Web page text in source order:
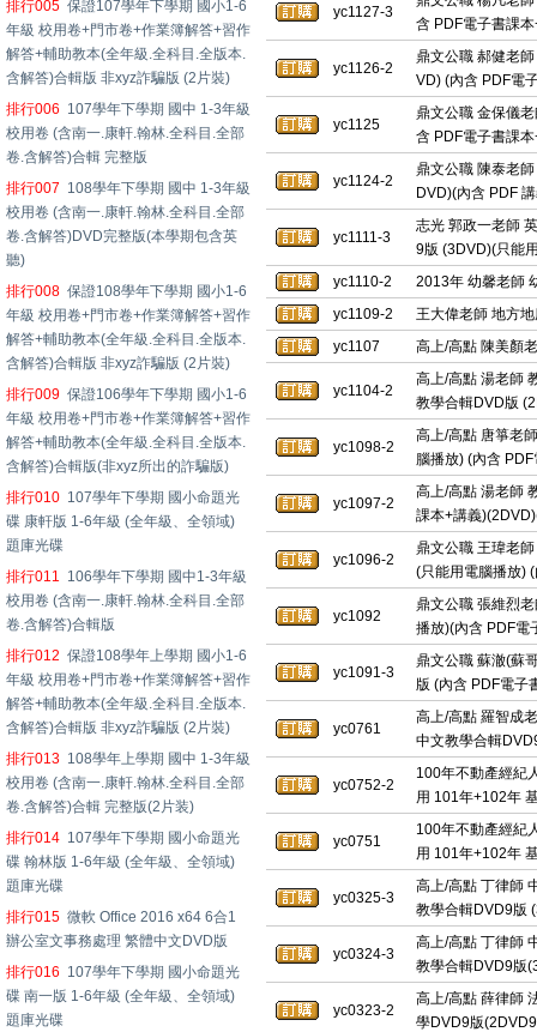
排行005 保證107學年下學期 國小1-6
年級 校用卷+門市卷+作業簿解答+習作
解答+輔助教本(全年級.全科目.全版本.
含解答)合輯版 非xyz詐騙版 (2片裝)
排行006 107學年下學期 國中 1-3年級
校用卷 (含南一.康軒.翰林.全科目.全部
卷.含解答)合輯 完整版
排行007 108學年下學期 國中 1-3年級
校用卷 (含南一.康軒.翰林.全科目.全部
卷.含解答)DVD完整版(本學期包含英
聽)
排行008 保證108學年下學期 國小1-6
年級 校用卷+門市卷+作業簿解答+習作
解答+輔助教本(全年級.全科目.全版本.
含解答)合輯版 非xyz詐騙版 (2片裝)
排行009 保證106學年下學期 國小1-6
年級 校用卷+門市卷+作業簿解答+習作
解答+輔助教本(全年級.全科目.全版本.
含解答)合輯版(非xyz所出的詐騙版)
排行010 107學年下學期 國小命題光
碟 康軒版 1-6年級 (全年級、全領域)
題庫光碟
排行011 106學年下學期 國中1-3年級
校用卷 (含南一.康軒.翰林.全科目.全部
卷.含解答)合輯版
排行012 保證108學年上學期 國小1-6
年級 校用卷+門市卷+作業簿解答+習作
解答+輔助教本(全年級.全科目.全版本.
含解答)合輯版 非xyz詐騙版 (2片裝)
排行013 108學年上學期 國中 1-3年級
校用卷 (含南一.康軒.翰林.全科目.全部
卷.含解答)合輯 完整版(2片装)
排行014 107學年下學期 國小命題光
碟 翰林版 1-6年級 (全年級、全領域)
題庫光碟
排行015 微軟 Office 2016 x64 6合1
辦公室文事務處理 繁體中文DVD版
排行016 107學年下學期 國小命題光
碟 南一版 1-6年級 (全年級、全領域)
題庫光碟
yc1127-3
含 PDF電子書課
yc1126-2
鼎文公職 郝健老
VD) (內含 PDF電
yc1125
鼎文公職 金保儀
含 PDF電子書課
yc1124-2
鼎文公職 陳泰老
DVD)(內含 PDF
yc1111-3
志光 郭政一老師
9版 (3DVD)(只能
yc1110-2
2013年 幼馨老師
yc1109-2
王大偉老師 地方
yc1107
高上/高點 陳美顏
yc1104-2
高上/高點 湯老師
教學合輯DVD版
yc1098-2
高上/高點 唐箏老
腦播放) (內含
yc1097-2
高上/高點 湯老師
課本+講義
yc1096-2
鼎文公職 王瑋老
(只能用電腦播放)
yc1092
鼎文公職 張維烈
播放)(內含 PDF電
yc1091-3
鼎文公職 蘇澈(蘇
版 (內含 PDF電子
yc0761
高上/高點 羅智成
中文教學合輯
yc0752-2
100年不動產經紀
用 101年+102年
yc0751
100年不動產經紀
用 101年+102年
yc0325-3
高上/高點 丁律師
教學合輯DVD9版
yc0324-3
高上/高點 丁律師
教學合輯DVD9版
yc0323-2
高上/高點 薛律師
學DVD9版